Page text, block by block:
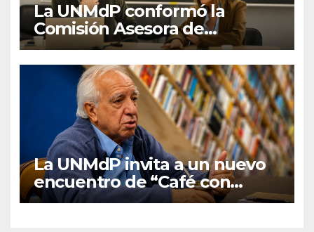
La UNMdP conformó la
Comisión Asesora de
Autoevaluación y
Planeamiento
La UNMdP invita a un nuevo
encuentro de “Café con
graduados/as”